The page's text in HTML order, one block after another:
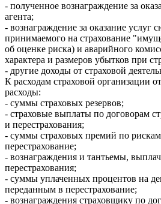
- полученное вознаграждение за
агента;
- вознаграждение за оказание услуг
принимаемого на страхование
об оценке риска) и аварийного
характера и размеров убытков при
- другие доходы от страховой
К расходам страховой организации
расходы:
- суммы страховых резервов;
- страховые выплаты по договорам
и перестрахования;
- суммы страховых премий по
перестрахование;
- вознаграждения и тантьемы,
перестрахования;
- суммы уплаченных процентов на
переданным в перестрахование;
- вознаграждения страховщику по